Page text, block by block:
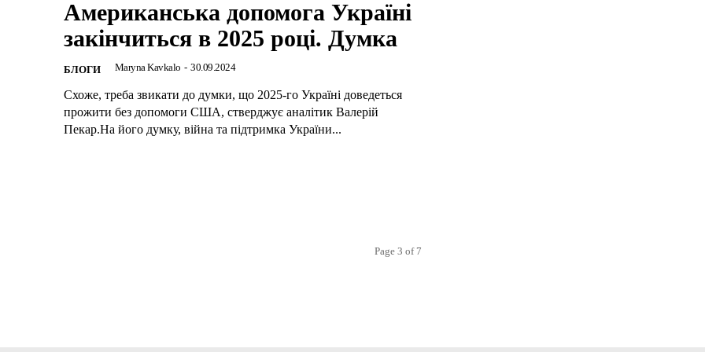
Американська допомога Україні
закінчиться в 2025 році. Думка
БЛОГИ Maryna Kavkalo - 30.09.2024
Схоже, треба звикати до думки, що 2025-го Україні доведеться
прожити без допомоги США, стверджує аналітик Валерій
Пекар.На його думку, війна та підтримка України...
Page 3 of 7